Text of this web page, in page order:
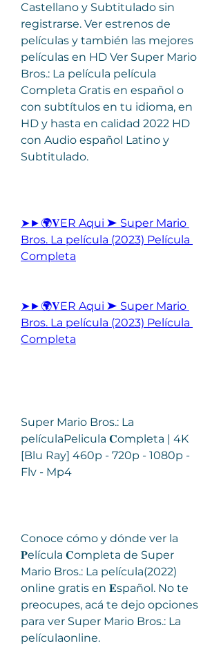
Castellano y Subtitulado sin
registrarse. Ver estrenos de
películas y también las mejores
películas en HD Ver Super Mario
Bros.: La película película
Completa Gratis en español o
con subtítulos en tu idioma, en
HD y hasta en calidad 2022 HD
con Audio español Latino y
Subtitulado.
➤►🌍𝐕ER Aqui ➤ Super Mario
Bros. La película (2023) Película
Completa
➤►🌍𝐕ER Aqui ➤ Super Mario
Bros. La película (2023) Película
Completa
Super Mario Bros.: La
películaPelicula 𝐂ompleta | 4K
[Blu Ray] 460p - 720p - 1080p -
Flv - Mp4
Conoce cómo y dónde ver la
𝐏elícula 𝐂ompleta de Super
Mario Bros.: La película(2022)
online gratis en 𝐄spañol. No te
preocupes, acá te dejo opciones
para ver Super Mario Bros.: La
películaonline.